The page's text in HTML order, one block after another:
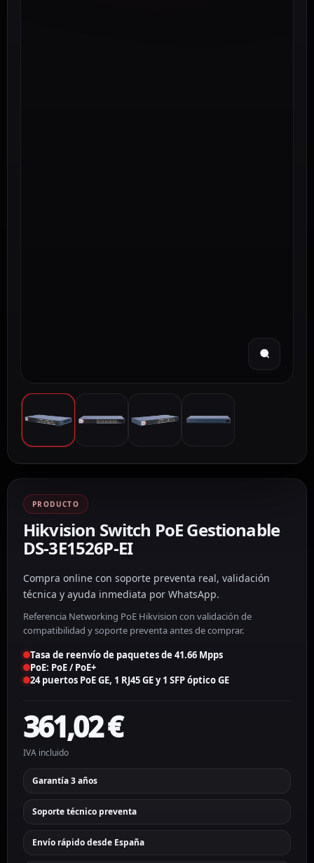
PRODUCTO
Hikvision Switch PoE Gestionable
DS-3E1526P-EI
Compra online con soporte preventa real, validación
técnica y ayuda inmediata por WhatsApp.
Referencia Networking PoE Hikvision con validación de
compatibilidad y soporte preventa antes de comprar.
Tasa de reenvío de paquetes de 41.66 Mpps
PoE: PoE / PoE+
24 puertos PoE GE, 1 RJ45 GE y 1 SFP óptico GE
361,02€
IVA incluido
Garantía 3 años
Soporte técnico preventa
Envío rápido desde España